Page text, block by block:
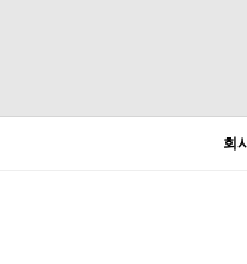
회